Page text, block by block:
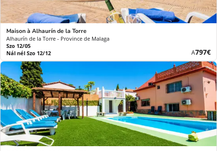
Maison à Alhaurín de la Torre
Alhaurín de la Torre - Province de Malaga
Szo 12/05
Nál nél Szo 12/12
AÚj
ár
797€